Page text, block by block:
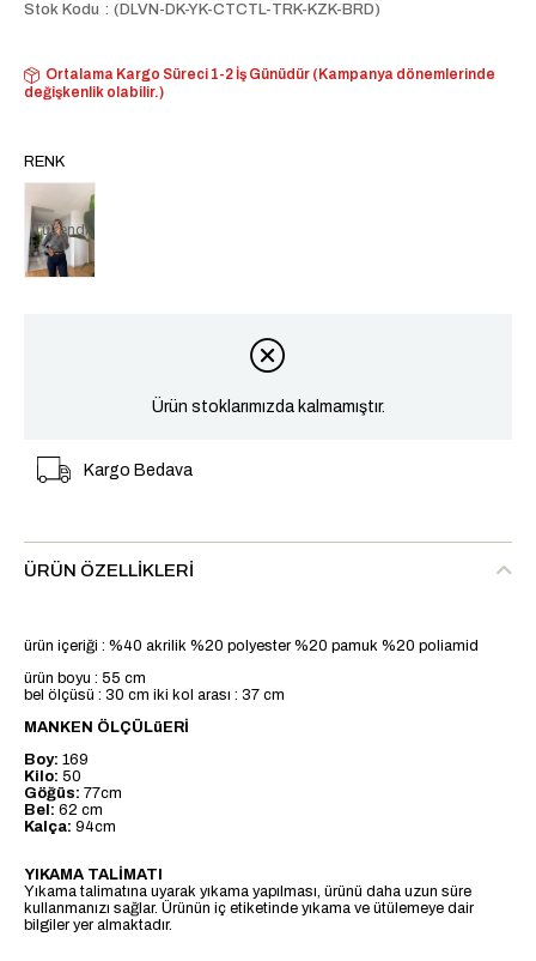
Stok Kodu (DLVN-DK-YK-CTCTL-TRK-KZK-BRD)
Ortalama Kargo Süreci 1-2 İş Günüdür (Kampanya dönemlerinde
değişkenlik olabilir.)
RENK
Tükendi
Ürün stoklarımızda kalmamıştır.
Kargo Bedava
ÜRÜN ÖZELLIKLERI
ürün içeriği : %40 akrilik %20 polyester %20 pamuk %20 poliamid
ürün boyu : 55 cm
bel ölçüsü : 30 cm iki kol arası : 37 cm
MANKEN ÖLÇÜLüERİ
Boy: 169
Kilo: 50
Göğüs: 77cm
Bel: 62 cm
Kalça: 94cm
YIKAMA TALİMATI
Yıkama talimatına uyarak yıkama yapılması, ürünü daha uzun süre
kullanmanızı sağlar. Ürünün iç etiketinde yıkama ve ütülemeye dair
bilgiler yer almaktadır.